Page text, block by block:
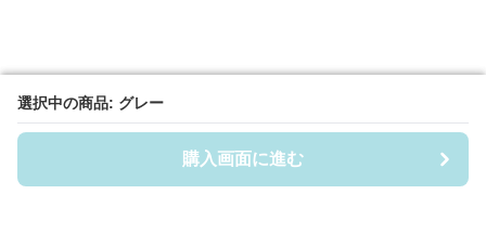
選択中の商品: グレー
購入画面に進む
選択中の商品: グレー
購入画面に進む